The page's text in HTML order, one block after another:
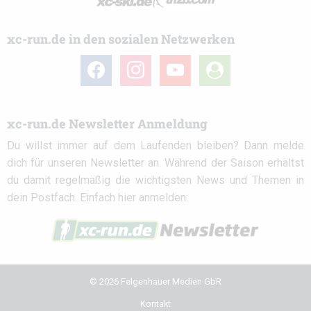
xc-run.de in den sozialen Netzwerken
facebook instagramyoutube
user-
circle
xc-run.de Newsletter Anmeldung
Du willst immer auf dem Laufenden bleiben? Dann melde
dich für unseren Newsletter an. Während der Saison erhältst
du damit regelmäßig die wichtigsten News und Themen in
dein Postfach. Einfach hier anmelden:
© 2026 Felgenhauer Medien GbR
Kontakt